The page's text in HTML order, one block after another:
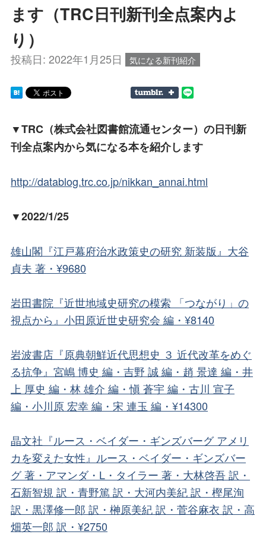
ます（TRC日刊新刊全点案内よ
り）
投稿日: 2022年1月25日 気になる新刊紹介
▼TRC（株式会社図書館流通センター）の日刊新
刊全点案内から気になる本を紹介します
http://datablog.trc.co.jp/nikkan_annai.html
▼2022/1/25
雄山閣『江戸幕府治水政策史の研究 新装版』大谷
貞夫 著・¥9680
岩田書院『近世地域史研究の模索 「つながり」の
視点から』小田原近世史研究会 編・¥8140
岩波書店『原典朝鮮近代思想史 ３ 近代改革をめぐ
る抗争』宮嶋 博史 編・吉野 誠 編・趙 景達 編・井
上 厚史 編・林 雄介 編・愼 蒼宇 編・古川 宣子
編・小川原 宏幸 編・宋 連玉 編・¥14300
晶文社『ルース・ベイダー・ギンズバーグ アメリ
カを変えた女性』ルース・ベイダー・ギンズバー
グ 著・アマンダ・L・タイラー 著・大林啓吾 訳・
石新智規 訳・青野篤 訳・大河内美紀 訳・樫尾洵
訳・黒澤修一郎 訳・榊原美紀 訳・菅谷麻衣 訳・高
畑英一郎 訳・¥2750